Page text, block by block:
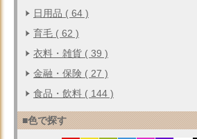
日用品 ( 64 )
育毛 ( 62 )
衣料・雑貨 ( 39 )
金融・保険 ( 27 )
食品・飲料 ( 144 )
■色で探す